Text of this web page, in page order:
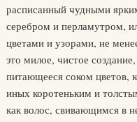
расписанный чудными
серебром и перламутром,
цветами и узорами, не
это милое, чистое
питающееся соком цветов,
иных коротеньким и
как волос, свивающимся в